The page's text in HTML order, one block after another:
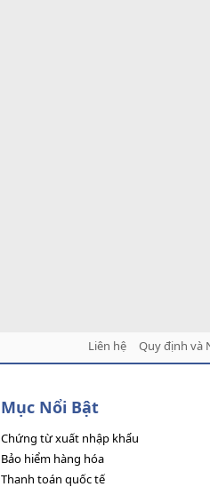
Liên hệ Quy định và
Mục Nổi Bật
Chứng từ xuất nhập khẩu
Bảo hiểm hàng hóa
Thanh toán quốc tế